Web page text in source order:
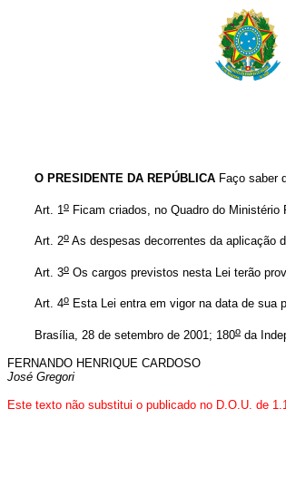
O PRESIDENTE DA REPÚBLICA Faço saber
Art. 1 o Ficam criados, no Quadro do
Art. 2o As despesas decorrentes da aplicação
Art. 3o Os cargos previstos nesta Lei terão
Art. 4o Esta Lei entra em vigor na data de sua
Brasília, 28 de setembro de 2001; 180o da
FERNANDO HENRIQUE CARDOSO
José Gregori
Este texto não substitui o publicado no D.O.U. de